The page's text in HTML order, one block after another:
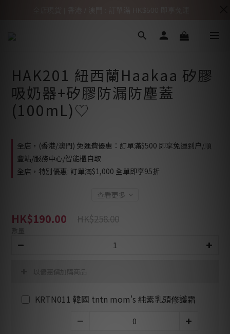
HAK201 紐西蘭Haakaa 矽膠
吸奶器+矽膠防漏防塵蓋
(100mL)♡
全店，(香港/澳門) 免運費優惠：訂單滿$500 即享免運到户/順
豐站/服務中心/智能櫃自取
全店，特別優惠: 訂單滿$1,000 全單即享95折
查看更多
HK$190.00 HK$258.00
以優惠價加購商品
KRTN011 韓國 tntn mom's 純素乳頭修護霜